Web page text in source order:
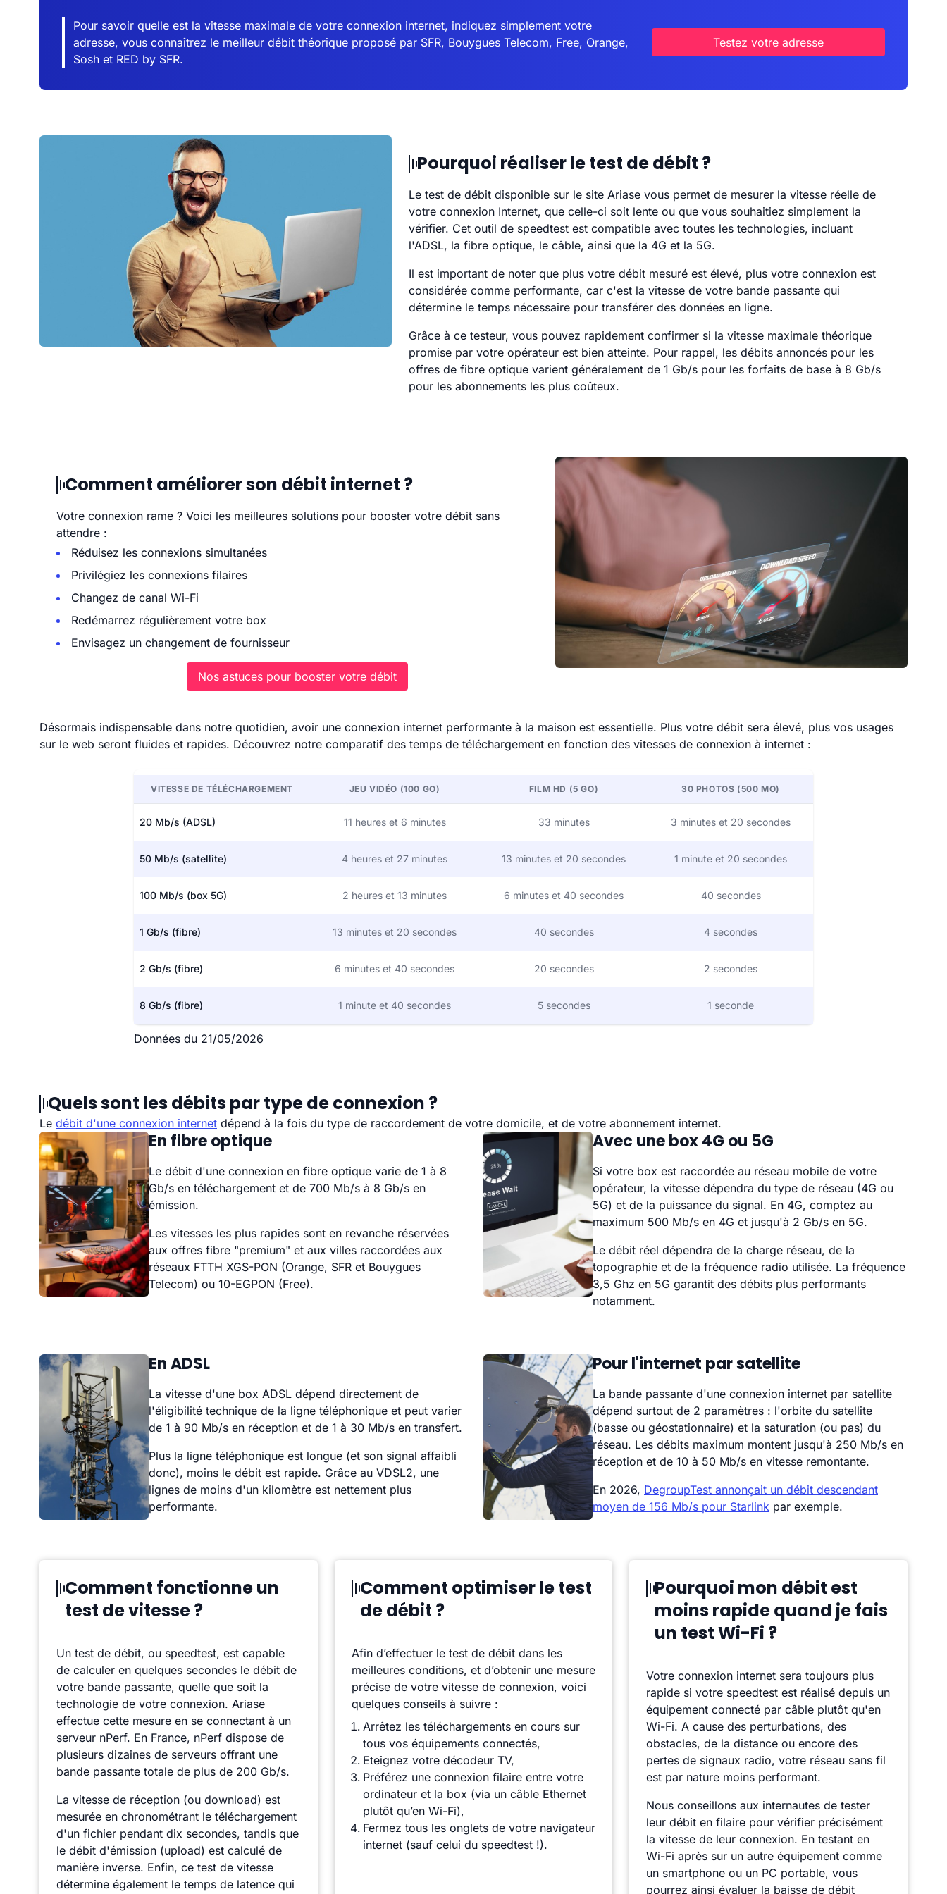
Pour savoir quelle est la vitesse maximale de votre connexion internet, indiquez simplement votre
adresse, vous connaîtrez le meilleur débit théorique proposé par SFR, Bouygues Telecom, Free, Orange,
Sosh et RED by SFR.
Testez votre adresse
Pourquoi réaliser le test de débit ?
Le test de débit disponible sur le site Ariase vous permet de mesurer la vitesse réelle de
votre connexion Internet, que celle-ci soit lente ou que vous souhaitiez simplement la
vérifier. Cet outil de speedtest est compatible avec toutes les technologies, incluant
l'ADSL, la fibre optique, le câble, ainsi que la 4G et la 5G.
Il est important de noter que plus votre débit mesuré est élevé, plus votre connexion est
considérée comme performante, car c'est la vitesse de votre bande passante qui
détermine le temps nécessaire pour transférer des données en ligne.
Grâce à ce testeur, vous pouvez rapidement confirmer si la vitesse maximale théorique
promise par votre opérateur est bien atteinte. Pour rappel, les débits annoncés pour les
offres de fibre optique varient généralement de 1 Gb/s pour les forfaits de base à 8 Gb/s
pour les abonnements les plus coûteux.
Comment améliorer son débit internet ?
Votre connexion rame ? Voici les meilleures solutions pour booster votre débit sans
attendre :
Réduisez les connexions simultanées
Privilégiez les connexions filaires
Changez de canal Wi-Fi
Redémarrez régulièrement votre box
Envisagez un changement de fournisseur
Nos astuces pour booster votre débit
Désormais indispensable dans notre quotidien, avoir une connexion internet performante à la maison est essentielle. Plus votre débit sera élevé, plus vos usages
sur le web seront fluides et rapides. Découvrez notre comparatif des temps de téléchargement en fonction des vitesses de connexion à internet :
VITESSE DE TÉLÉCHARGEMENT JEU VIDÉO (100 GO) FILM HD (5 GO) 30 PHOTOS (500 MO)
20 Mb/s (ADSL) 11 heures et 6 minutes 33 minutes 3 minutes et 20 secondes
50 Mb/s (satellite) 4 heures et 27 minutes 13 minutes et 20 secondes 1 minute et 20 secondes
100 Mb/s (box 5G) 2 heures et 13 minutes 6 minutes et 40 secondes 40 secondes
1 Gb/s (fibre) 13 minutes et 20 secondes 40 secondes 4 secondes
2 Gb/s (fibre) 6 minutes et 40 secondes 20 secondes 2 secondes
8 Gb/s (fibre) 1 minute et 40 secondes 5 secondes 1 seconde
Données du 21/05/2026
Quels sont les débits par type de connexion ?
Le débit d'une connexion internet dépend à la fois du type de raccordement de votre domicile, et de votre abonnement internet.
En fibre optique
Le débit d'une connexion en fibre optique varie de 1 à 8
Gb/s en téléchargement et de 700 Mb/s à 8 Gb/s en
émission.
Les vitesses les plus rapides sont en revanche réservées
aux offres fibre "premium" et aux villes raccordées aux
réseaux FTTH XGS-PON (Orange, SFR et Bouygues
Telecom) ou 10-EGPON (Free).
Avec une box 4G ou 5G
Si votre box est raccordée au réseau mobile de votre
opérateur, la vitesse dépendra du type de réseau (4G ou
5G) et de la puissance du signal. En 4G, comptez au
maximum 500 Mb/s en 4G et jusqu'à 2 Gb/s en 5G.
Le débit réel dépendra de la charge réseau, de la
topographie et de la fréquence radio utilisée. La fréquence
3,5 Ghz en 5G garantit des débits plus performants
notamment.
En ADSL
La vitesse d'une box ADSL dépend directement de
l'éligibilité technique de la ligne téléphonique et peut varier
de 1 à 90 Mb/s en réception et de 1 à 30 Mb/s en transfert.
Plus la ligne téléphonique est longue (et son signal affaibli
donc), moins le débit est rapide. Grâce au VDSL2, une
lignes de moins d'un kilomètre est nettement plus
performante.
Pour l'internet par satellite
La bande passante d'une connexion internet par satellite
dépend surtout de 2 paramètres : l'orbite du satellite
(basse ou géostationnaire) et la saturation (ou pas) du
réseau. Les débits maximum montent jusqu'à 250 Mb/s en
réception et de 10 à 50 Mb/s en vitesse remontante.
En 2026, DegroupTest annonçait un débit descendant
moyen de 156 Mb/s pour Starlink par exemple.
Comment fonctionne un
test de vitesse ?
Un test de débit, ou speedtest, est capable
de calculer en quelques secondes le débit de
votre bande passante, quelle que soit la
technologie de votre connexion. Ariase
effectue cette mesure en se connectant à un
serveur nPerf. En France, nPerf dispose de
plusieurs dizaines de serveurs offrant une
bande passante totale de plus de 200 Gb/s.
La vitesse de réception (ou download) est
mesurée en chronométrant le téléchargement
d'un fichier pendant dix secondes, tandis que
le débit d'émission (upload) est calculé de
manière inverse. Enfin, ce test de vitesse
détermine également le temps de latence qui
Comment optimiser le test
de débit ?
Afin d’effectuer le test de débit dans les
meilleures conditions, et d’obtenir une mesure
précise de votre vitesse de connexion, voici
quelques conseils à suivre :
Arrêtez les téléchargements en cours sur
tous vos équipements connectés,
Eteignez votre décodeur TV,
Préférez une connexion filaire entre votre
ordinateur et la box (via un câble Ethernet
plutôt qu’en Wi-Fi),
Fermez tous les onglets de votre navigateur
internet (sauf celui du speedtest !).
Pourquoi mon débit est
moins rapide quand je fais
un test Wi-Fi ?
Votre connexion internet sera toujours plus
rapide si votre speedtest est réalisé depuis un
équipement connecté par câble plutôt qu'en
Wi-Fi. A cause des perturbations, des
obstacles, de la distance ou encore des
pertes de signaux radio, votre réseau sans fil
est par nature moins performant.
Nous conseillons aux internautes de tester
leur débit en filaire pour vérifier précisément
la vitesse de leur connexion. En testant en
Wi-Fi après sur un autre équipement comme
un smartphone ou un PC portable, vous
pourrez ainsi évaluer la baisse de débit